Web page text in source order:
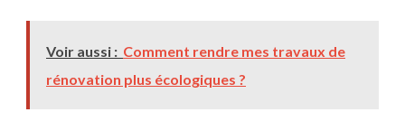
Voir aussi : Comment rendre mes travaux de
rénovation plus écologiques ?